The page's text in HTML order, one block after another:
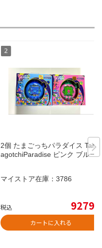
2個 たまごっちパラダイス Tam
agotchiParadise ピンク ブルー
マイストア在庫： 3786
税込 9279
カートに入れる